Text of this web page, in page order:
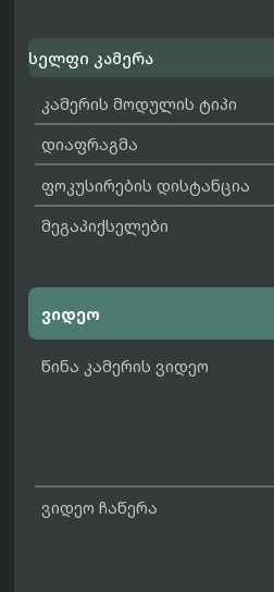
სელფი კამერა
კამერის მოდულის ტიპი
დიაფრაგმა
ფოკუსირების დისტანცია
მეგაპიქსელები
ვიდეო
წინა კამერის ვიდეო
ვიდეო ჩაწერა